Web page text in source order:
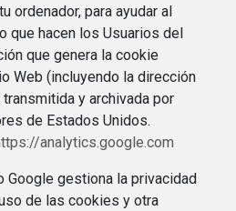
ordenador, para ayudar al
que hacen los Usuarios del
que genera la cookie
Web (incluyendo la dirección
y archivada por
de Estados Unidos.
analytics.google.com
Google gestiona la privacidad
de las cookies y otra